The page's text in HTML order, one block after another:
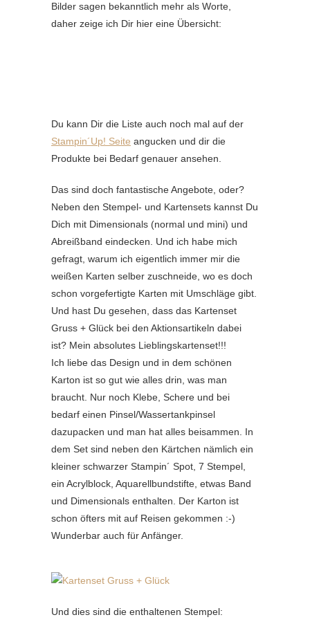
Bilder sagen bekanntlich mehr als Worte,
daher zeige ich Dir hier eine Übersicht:
Du kann Dir die Liste auch noch mal auf der
Stampin´Up! Seite angucken und dir die
Produkte bei Bedarf genauer ansehen.
Das sind doch fantastische Angebote, oder?
Neben den Stempel- und Kartensets kannst Du
Dich mit Dimensionals (normal und mini) und
Abreißband eindecken. Und ich habe mich
gefragt, warum ich eigentlich immer mir die
weißen Karten selber zuschneide, wo es doch
schon vorgefertigte Karten mit Umschläge gibt.
Und hast Du gesehen, dass das Kartenset
Gruss + Glück bei den Aktionsartikeln dabei
ist? Mein absolutes Lieblingskartenset!!!
Ich liebe das Design und in dem schönen
Karton ist so gut wie alles drin, was man
braucht. Nur noch Klebe, Schere und bei
bedarf einen Pinsel/Wassertankpinsel
dazupacken und man hat alles beisammen. In
dem Set sind neben den Kärtchen nämlich ein
kleiner schwarzer Stampin´ Spot, 7 Stempel,
ein Acrylblock, Aquarellbundstifte, etwas Band
und Dimensionals enthalten. Der Karton ist
schon öfters mit auf Reisen gekommen :-)
Wunderbar auch für Anfänger.
Und dies sind die enthaltenen Stempel: